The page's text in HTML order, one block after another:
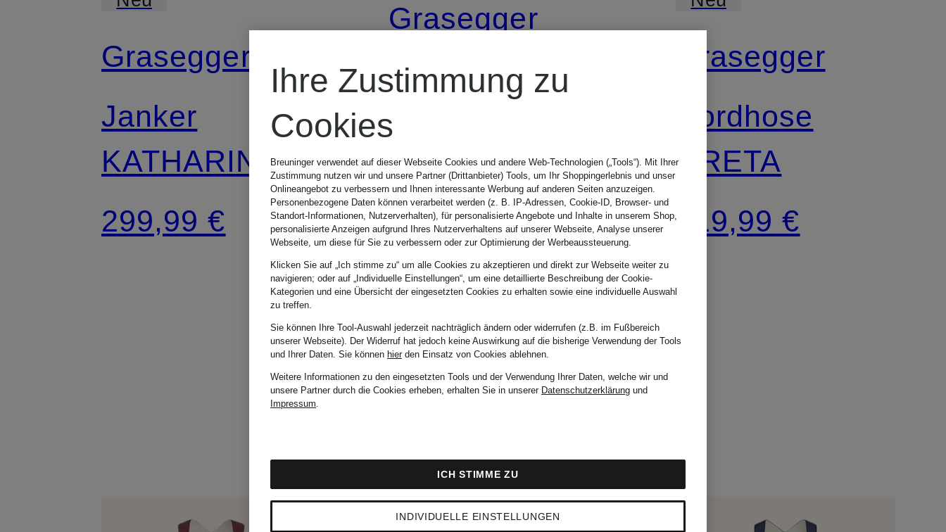
Grasegger
Janker
KATHARINA
299,99 €
Grasegger
Trachtenrock
IVY
299,99 €
Grasegger
Cordhose
GRETA
219,99 €
Ihre Zustimmung zu
Cookies
Breuninger verwendet auf dieser Webseite Cookies und andere Web-Technologien („Tools“). Mit Ihrer
Zustimmung nutzen wir und unsere Partner (Drittanbieter) Tools, um Ihr Shoppingerlebnis und unser
Onlineangebot zu verbessern und Ihnen interessante Werbung auf anderen Seiten anzuzeigen.
Personenbezogene Daten können verarbeitet werden (z. B. IP-Adressen, Cookie-ID, Browser- und
Standort-Informationen, Nutzerverhalten), für personalisierte Angebote und Inhalte in unserem Shop,
personalisierte Anzeigen aufgrund Ihres Nutzerverhaltens auf unserer Webseite, Analyse unserer
Webseite, um diese für Sie zu verbessern oder zur Optimierung der Werbeaussteuerung.
Klicken Sie auf „Ich stimme zu“ um alle Cookies zu akzeptieren und direkt zur Webseite weiter zu
navigieren; oder auf „Individuelle Einstellungen“, um eine detaillierte Beschreibung der Cookie-
Kategorien und eine Übersicht der eingesetzten Cookies zu erhalten sowie eine individuelle Auswahl
zu treffen.
Sie können Ihre Tool-Auswahl jederzeit nachträglich ändern oder widerrufen (z.B. im Fußbereich
unserer Webseite). Der Widerruf hat jedoch keine Auswirkung auf die bisherige Verwendung der Tools
und Ihrer Daten. Sie können hierden Einsatz von Cookies ablehnen.
Weitere Informationen zu den eingesetzten Tools und der Verwendung Ihrer Daten, welche wir und
unsere Partner durch die Cookies erheben, erhalten Sie in unserer Datenschutzerklärung und
Impressum.
INDIVIDUELLE EINSTELLUNGEN
ICH STIMME ZU